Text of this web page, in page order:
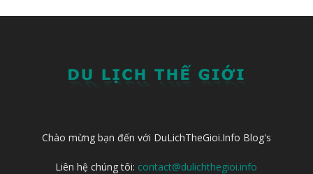
Chào mừng bạn đến với DuLichTheGioi.Info Blog's
Liên hệ chúng tôi: contact@dulichthegioi.info